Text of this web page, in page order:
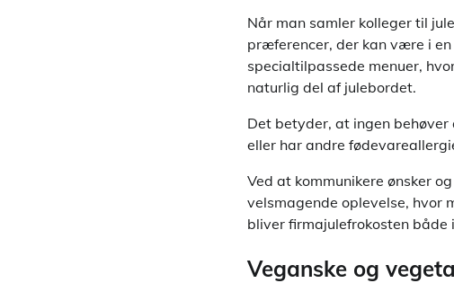
Når man samler kolleger til
præferencer, der kan være i
specialtilpassede menuer,
naturlig del af julebordet.
Det betyder, at ingen
eller har andre
Ved at kommunikere ønsker
velsmagende oplevelse, hvor
bliver firmajulefrokosten både
Veganske og